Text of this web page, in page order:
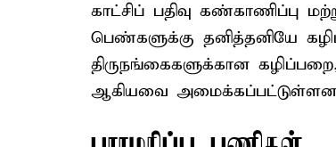
காட்சிப் பதிவு கண்காணிப்பு
பெண்களுக்கு தனித்தனியே
திருநங்கைகளுக்கான
ஆகியவை